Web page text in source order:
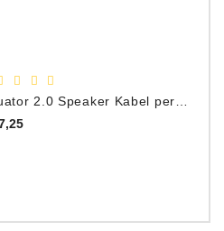
Equator 2.0 Speaker Kabel per meter
Prijs